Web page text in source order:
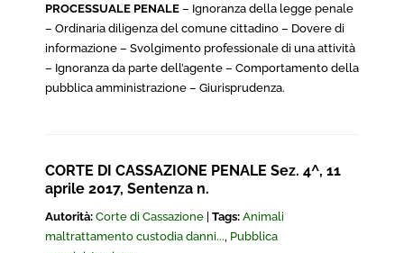
PROCESSUALE PENALE – Ignoranza della legge penale
– Ordinaria diligenza del comune cittadino – Dovere di
informazione – Svolgimento professionale di una attività
– Ignoranza da parte dell’agente – Comportamento della
pubblica amministrazione – Giurisprudenza.
CORTE DI CASSAZIONE PENALE Sez. 4^, 11
aprile 2017, Sentenza n.
Autorità: Corte di Cassazione Tags: Animali
maltrattamento custodia danni..., Pubblica